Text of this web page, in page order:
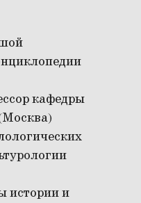
кафедры
истории и